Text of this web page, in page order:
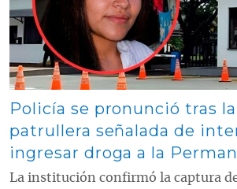
Policía se pronunció tras
patrullera señalada de
ingresar droga a la
La institución confirmó la captura